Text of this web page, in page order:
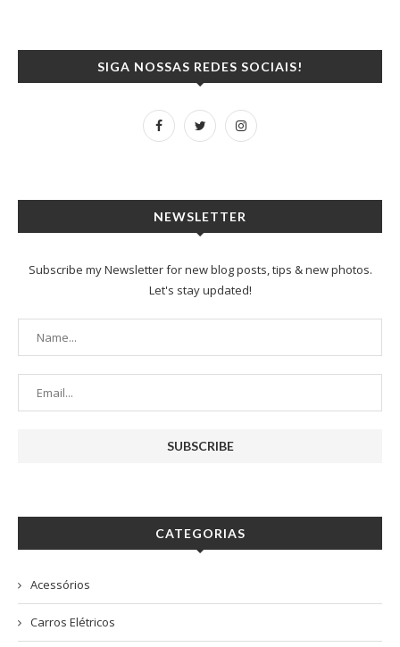
SIGA NOSSAS REDES SOCIAIS!
NEWSLETTER
Subscribe my Newsletter for new blog posts, tips & new photos.
Let's stay updated!
CATEGORIAS
Acessórios
Carros Elétricos